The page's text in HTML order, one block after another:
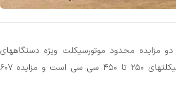
پنجشنبه ۱۹ مهر 1403، از برگزاری دو مزایده محدود موتورسیکلت ویژه دستگاههای
مشمول خبر داد و اظهار کرد: مزایده ۶۰۶ مخصوص موتورسیکلتهای ۲۵۰ تا ۴۵۰ سی سی است و مزایده ۶۰۷